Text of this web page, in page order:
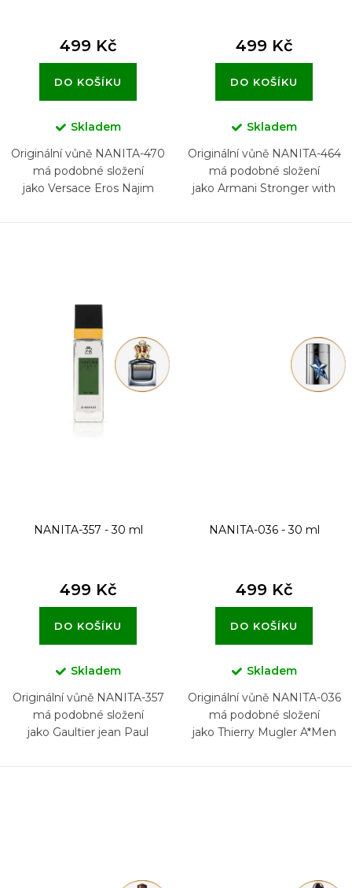
499 Kč
DO KOŠÍKU
Skladem
Originální vůně NANITA-470
má podobné složení
jako Versace Eros Najim
499 Kč
DO KOŠÍKU
Skladem
Originální vůně NANITA-464
má podobné složení
jako Armani Stronger with
NANITA-357 - 30 ml
499 Kč
DO KOŠÍKU
Skladem
Originální vůně NANITA-357
má podobné složení
jako Gaultier jean Paul
NANITA-036 - 30 ml
499 Kč
DO KOŠÍKU
Skladem
Originální vůně NANITA-036
má podobné složení
jako Thierry Mugler A*Men